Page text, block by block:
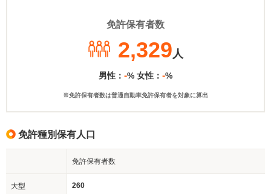
免許保有者数
2,329人
男性： -% 女性： -%
※免許保有者数は普通自動車免許保有者を対象に算出
免許種別保有人口
免許保有者数
大型 260